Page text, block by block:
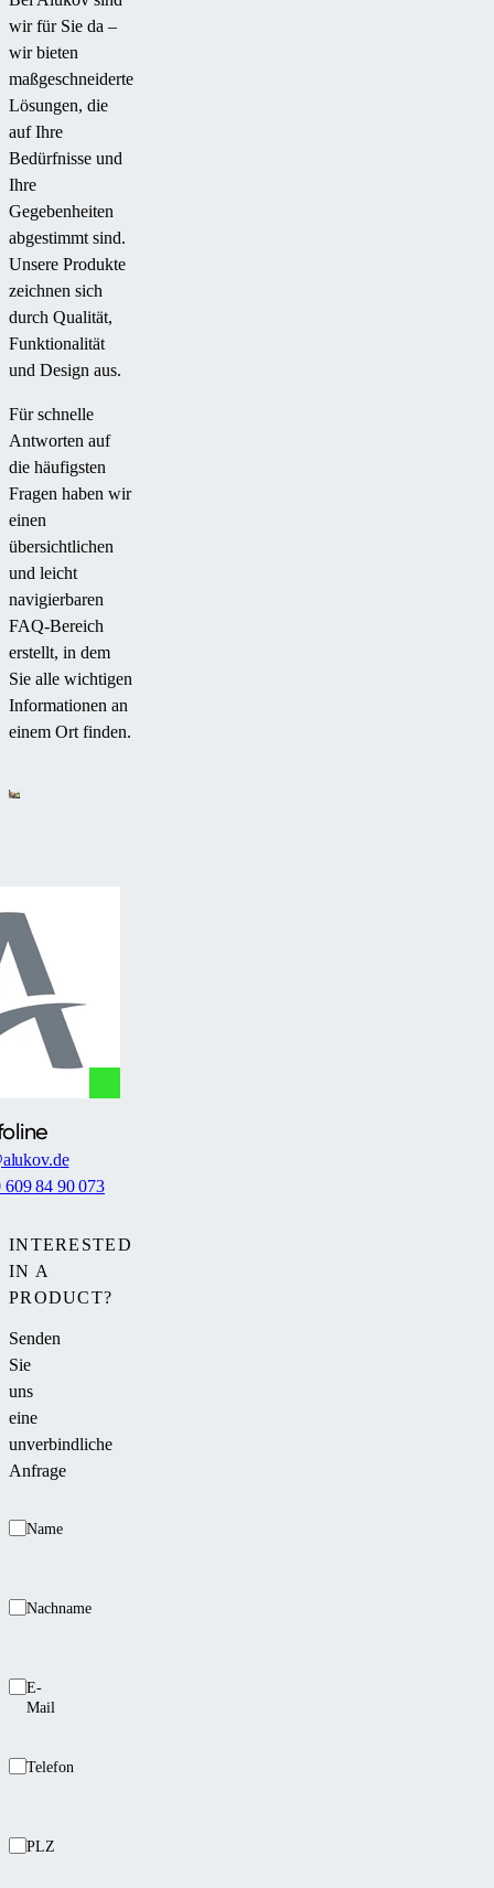
wir für Sie da –
wir bieten
maßgeschneiderte
Lösungen, die
auf Ihre
Bedürfnisse und
Ihre
Gegebenheiten
abgestimmt sind.
Unsere Produkte
zeichnen sich
durch Qualität,
Funktionalität
und Design aus.
Für schnelle
Antworten auf
die häufigsten
Fragen haben wir
einen
übersichtlichen
und leicht
navigierbaren
FAQ-Bereich
erstellt, in dem
Sie alle wichtigen
Informationen an
einem Ort finden.
INTERESTED
IN A
PRODUCT?
Senden
Sie
uns
eine
unverbindliche
Anfrage
Name
Nachname
E-
Mail
Telefon
PLZ
609 84 90 073